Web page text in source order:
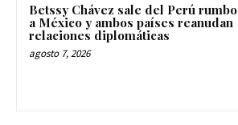
Betssy Chávez sale del Perú rumbo
a México y ambos países reanudan
relaciones diplomáticas
agosto 7, 2026